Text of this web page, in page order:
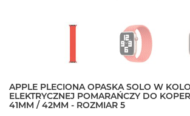
APPLE PLECIONA OPASKA SOLO W
ELEKTRYCZNEJ POMARAŃCZY DO
41MM / 42MM - ROZMIAR 5